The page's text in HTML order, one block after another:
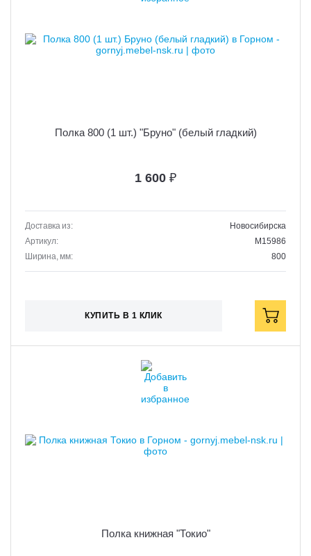
Полка 800 (1 шт.) "Бруно" (белый гладкий)
1 600 ₽
Доставка из:
Новосибирска
Артикул:
M15986
Ширина, мм:
800
КУПИТЬ В 1 КЛИК
Полка книжная "Токио"